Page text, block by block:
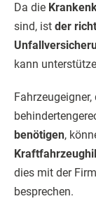
Da die
sind, ist der
kann
benötigen,
dies mit der
besprechen.